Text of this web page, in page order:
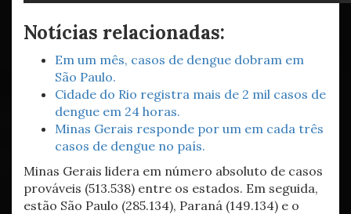
Notícias relacionadas:
Em um mês, casos de dengue dobram em
São Paulo.
Cidade do Rio registra mais de 2 mil casos de
dengue em 24 horas.
Minas Gerais responde por um em cada três
casos de dengue no país.
Minas Gerais lidera em número absoluto de casos
prováveis (513.538) entre os estados. Em seguida,
estão São Paulo (285.134), Paraná (149.134) e o